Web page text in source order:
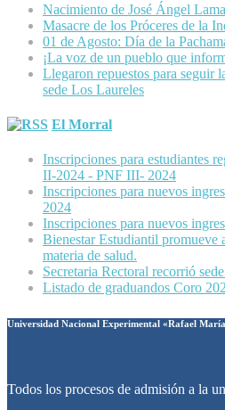
Nacimiento de José Ángel
Masacre de los Próceres de la
01 de Agosto: Día de la
¡La voz de un pueblo que
Llegaron repuestos para seguir
sede Los Laureles
El Morral
Inscripciones para estudiantes
II-2024 - PNF III- 2024
Inscripciones para nuevos
2024
Inscripciones para nuevos
Bienestar Estudiantil promueve
materia de salud.
Secretaria Rectoral recorrió
Listado de graduandos Coro
Universidad Nacional Experimental «Rafael
Todos los procesos de admisión a la